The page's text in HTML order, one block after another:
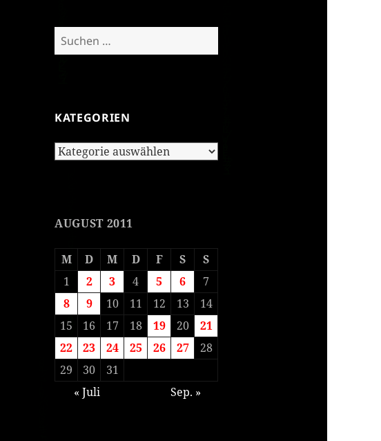
Suchen
nach:
KATEGORIEN
Kategorien
AUGUST 2011
M D M D F S
S
1
2 3 4 5 6
7
8
9 10 11 12 13
14
15
16 17 18 19 20
21
22
23 24 25 26 27
28
29
30
31
« Juli
Sep. »